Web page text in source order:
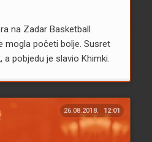
na Zadar Basketball
mogla početi bolje. Susret
pobjedu je slavio Khimki.
26.08.2018. 12:01